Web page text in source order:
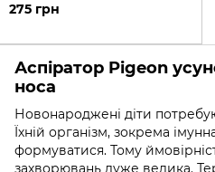
275 грн
Аспіратор Pigeon
носа
Новонароджені діти
Їхній організм, зокрема
формуватися. Тому
захворювань дуже велика.